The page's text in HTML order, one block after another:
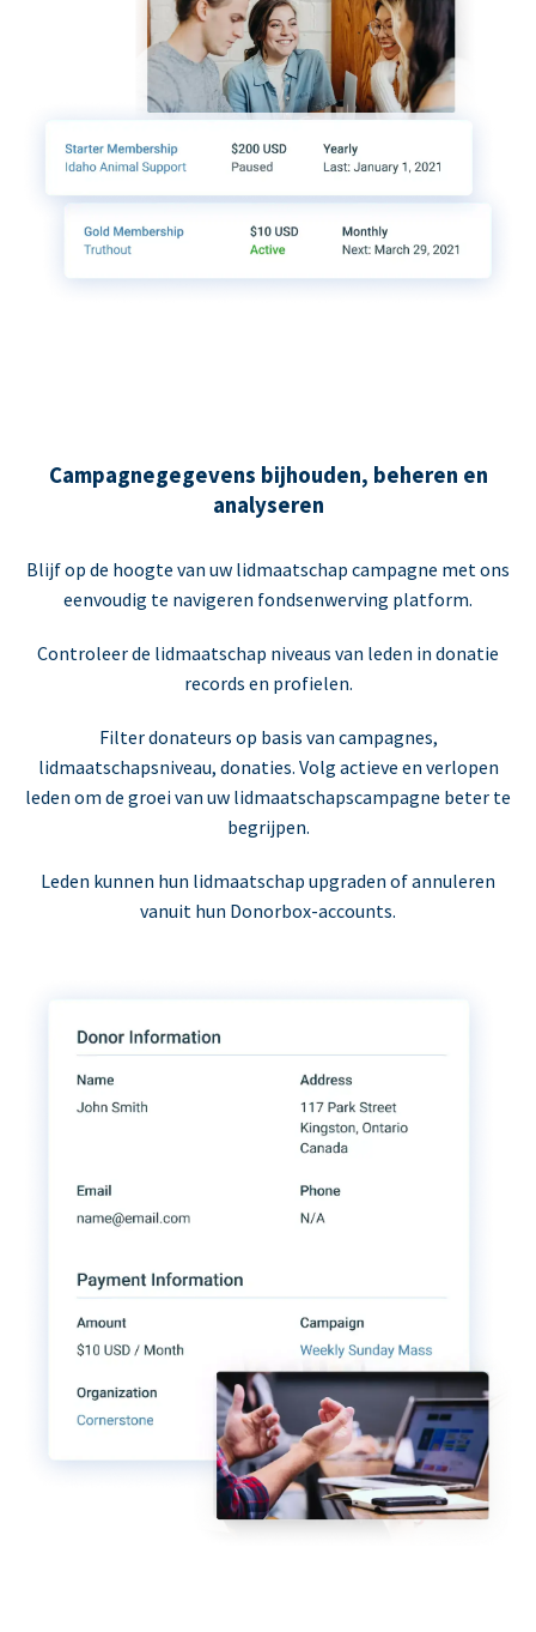
Campagnegegevens bijhouden, beheren en
analyseren
Blijf op de hoogte van uw lidmaatschap campagne met ons
eenvoudig te navigeren fondsenwerving platform.
Controleer de lidmaatschap niveaus van leden in donatie
records en profielen.
Filter donateurs op basis van campagnes,
lidmaatschapsniveau, donaties. Volg actieve en verlopen
leden om de groei van uw lidmaatschapscampagne beter te
begrijpen.
Leden kunnen hun lidmaatschap upgraden of annuleren
vanuit hun Donorbox-accounts.